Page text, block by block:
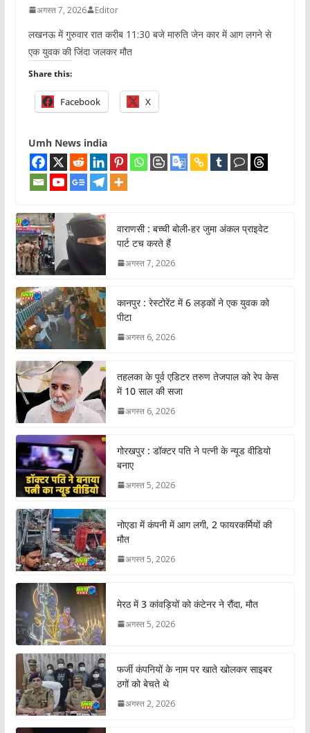
अगस्त 7, 2026 Editor
लखनऊ में गुरुवार रात करीब 11:30 बजे मारुति जेन कार में आग लगने से
एक युवक की जिंदा जलकर मौत
Share this:
Facebook X
Umh News india
वाराणसी : बच्ची बोली-हर जुमा अंकल प्राइवेट
पार्ट टच करते हैं
अगस्त 7, 2026
कानपुर : रेस्टोरेंट में 6 लड़कों ने एक युवक को
पीटा
अगस्त 6, 2026
तहलका के पूर्व एडिटर तरुण तेजपाल को रेप केस
में 10 साल की सजा
अगस्त 6, 2026
गोरखपुर : डॉक्टर पति ने पत्नी के न्यूड वीडियो
बनाए
अगस्त 5, 2026
नोएडा में कंपनी में आग लगी, 2 फायरकर्मियों की
मौत
अगस्त 5, 2026
मेरठ में 3 कांवड़ियों को कंटेनर ने रौंदा, मौत
अगस्त 5, 2026
फर्जी कंपनियों के नाम पर खाते खोलकर साइबर
ठगों को बेचते थे
अगस्त 2, 2026